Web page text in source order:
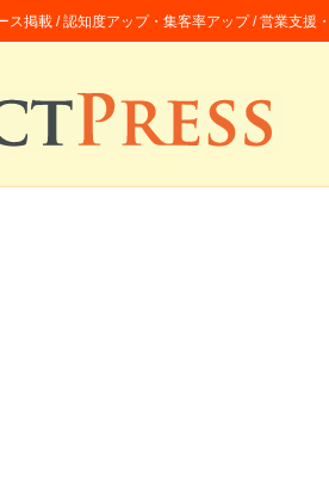
ス掲載 / 認知度アップ・集客率アップ / 営業支援